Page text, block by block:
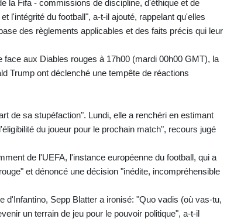
la Fifa - commissions de discipline, d'éthique et de
l'intégrité du football", a-t-il ajouté, rappelant qu'elles
des règlements applicables et des faits précis qui leur
face aux Diables rouges à 17h00 (mardi 00h00 GMT), la
Trump ont déclenché une tempête de réactions
de sa stupéfaction". Lundi, elle a renchéri en estimant
du joueur pour le prochain match", recours jugé
de l'UEFA, l'instance européenne du football, qui a
et dénoncé une décision "inédite, incompréhensible
d'Infantino, Sepp Blatter a ironisé: "Quo vadis (où vas-tu,
un terrain de jeu pour le pouvoir politique", a-t-il